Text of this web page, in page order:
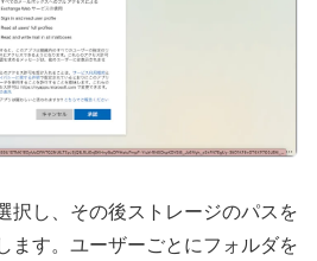
択し、その後ストレージのパスを
ます。ユーザーごとにフォルダを